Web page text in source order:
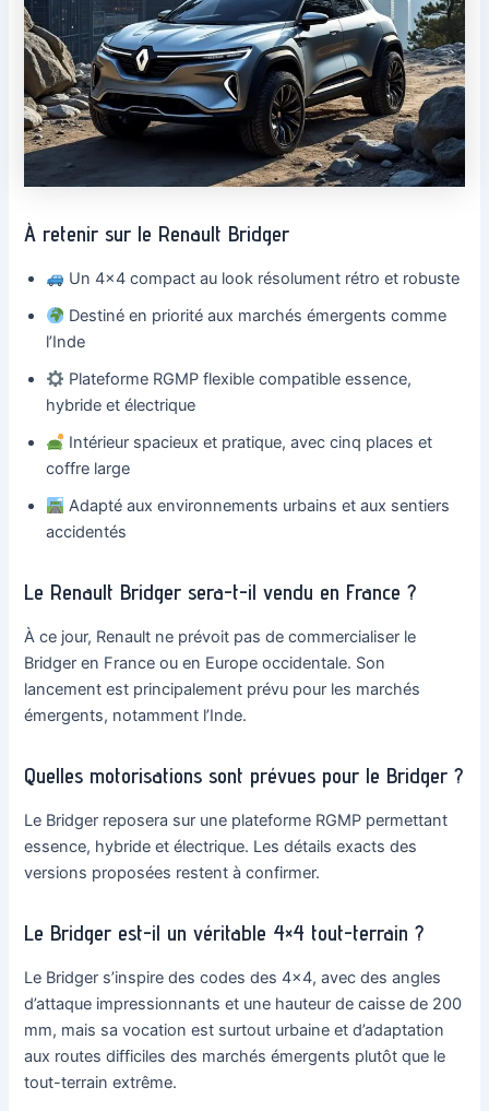
À retenir sur le Renault Bridger
Un 4×4 compact au look résolument rétro et robuste
Destiné en priorité aux marchés émergents comme
l’Inde
Plateforme RGMP flexible compatible essence,
hybride et électrique
Intérieur spacieux et pratique, avec cinq places et
coffre large
Adapté aux environnements urbains et aux sentiers
accidentés
Le Renault Bridger sera-t-il vendu en France ?
À ce jour, Renault ne prévoit pas de commercialiser le
Bridger en France ou en Europe occidentale. Son
lancement est principalement prévu pour les marchés
émergents, notamment l’Inde.
Quelles motorisations sont prévues pour le Bridger ?
Le Bridger reposera sur une plateforme RGMP permettant
essence, hybride et électrique. Les détails exacts des
versions proposées restent à confirmer.
Le Bridger est-il un véritable 4×4 tout-terrain ?
Le Bridger s’inspire des codes des 4×4, avec des angles
d’attaque impressionnants et une hauteur de caisse de 200
mm, mais sa vocation est surtout urbaine et d’adaptation
aux routes difficiles des marchés émergents plutôt que le
tout-terrain extrême.